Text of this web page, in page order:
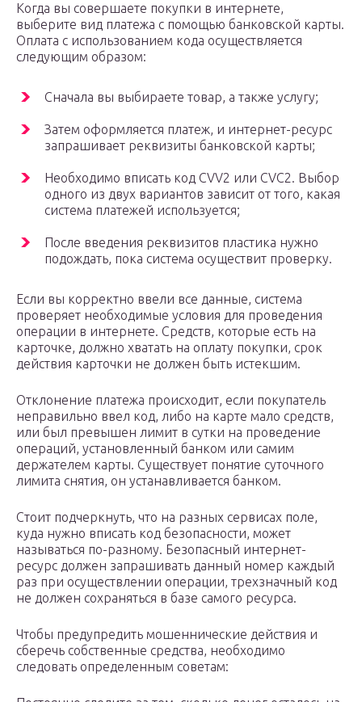
Когда вы совершаете покупки в интернете,
выберите вид платежа с помощью банковской карты.
Оплата с использованием кода осуществляется
следующим образом:
Сначала вы выбираете товар, а также услугу;
Затем оформляется платеж, и интернет-ресурс
запрашивает реквизиты банковской карты;
Необходимо вписать код CVV2 или CVC2. Выбор
одного из двух вариантов зависит от того, какая
система платежей используется;
После введения реквизитов пластика нужно
подождать, пока система осуществит проверку.
Если вы корректно ввели все данные, система
проверяет необходимые условия для проведения
операции в интернете. Средств, которые есть на
карточке, должно хватать на оплату покупки, срок
действия карточки не должен быть истекшим.
Отклонение платежа происходит, если покупатель
неправильно ввел код, либо на карте мало средств,
или был превышен лимит в сутки на проведение
операций, установленный банком или самим
держателем карты. Существует понятие суточного
лимита снятия, он устанавливается банком.
Стоит подчеркнуть, что на разных сервисах поле,
куда нужно вписать код безопасности, может
называться по-разному. Безопасный интернет-
ресурс должен запрашивать данный номер каждый
раз при осуществлении операции, трехзначный код
не должен сохраняться в базе самого ресурса.
Чтобы предупредить мошеннические действия и
сберечь собственные средства, необходимо
следовать определенным советам: